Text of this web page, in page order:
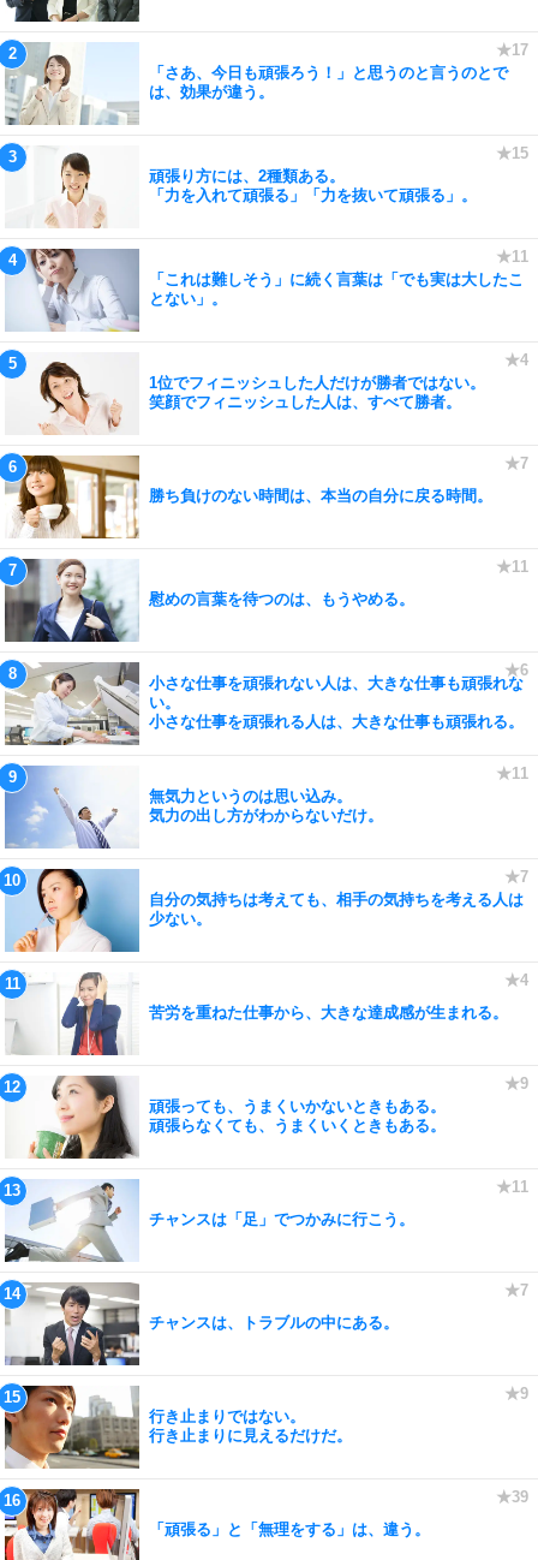
「さあ、今日も頑張ろう！」と思うのと言うのとで
は、効果が違う。
頑張り方には、2種類ある。
「力を入れて頑張る」「力を抜いて頑張る」。
「これは難しそう」に続く言葉は「でも実は大したこ
とない」。
1位でフィニッシュした人だけが勝者ではない。
笑顔でフィニッシュした人は、すべて勝者。
勝ち負けのない時間は、本当の自分に戻る時間。
慰めの言葉を待つのは、もうやめる。
小さな仕事を頑張れない人は、大きな仕事も頑張れな
い。
小さな仕事を頑張れる人は、大きな仕事も頑張れる。
無気力というのは思い込み。
気力の出し方がわからないだけ。
自分の気持ちは考えても、相手の気持ちを考える人は
少ない。
苦労を重ねた仕事から、大きな達成感が生まれる。
頑張っても、うまくいかないときもある。
頑張らなくても、うまくいくときもある。
チャンスは「足」でつかみに行こう。
チャンスは、トラブルの中にある。
行き止まりではない。
行き止まりに見えるだけだ。
「頑張る」と「無理をする」は、違う。